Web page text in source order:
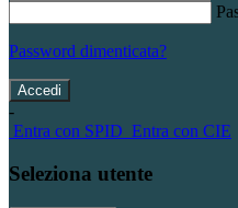
Password dimenticata?
-
Entra con SPID Entra con CIE
Seleziona utente